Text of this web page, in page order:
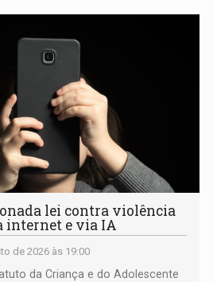
lei contra violência
internet e via IA
de 2026 às 19:00
da Criança e do Adolescente